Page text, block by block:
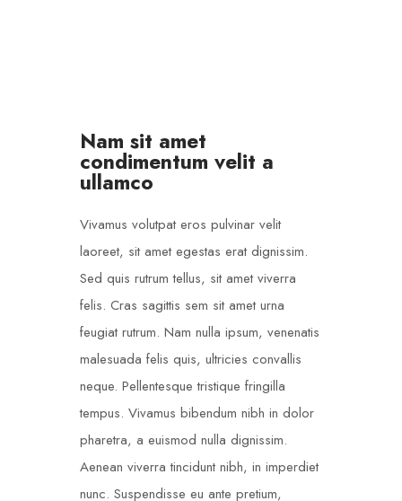
Nam sit amet
condimentum velit a
ullamco
Vivamus volutpat eros pulvinar velit
laoreet, sit amet egestas erat dignissim.
Sed quis rutrum tellus, sit amet viverra
felis. Cras sagittis sem sit amet urna
feugiat rutrum. Nam nulla ipsum, venenatis
malesuada felis quis, ultricies convallis
neque. Pellentesque tristique fringilla
tempus. Vivamus bibendum nibh in dolor
pharetra, a euismod nulla dignissim.
Aenean viverra tincidunt nibh, in imperdiet
nunc. Suspendisse eu ante pretium,